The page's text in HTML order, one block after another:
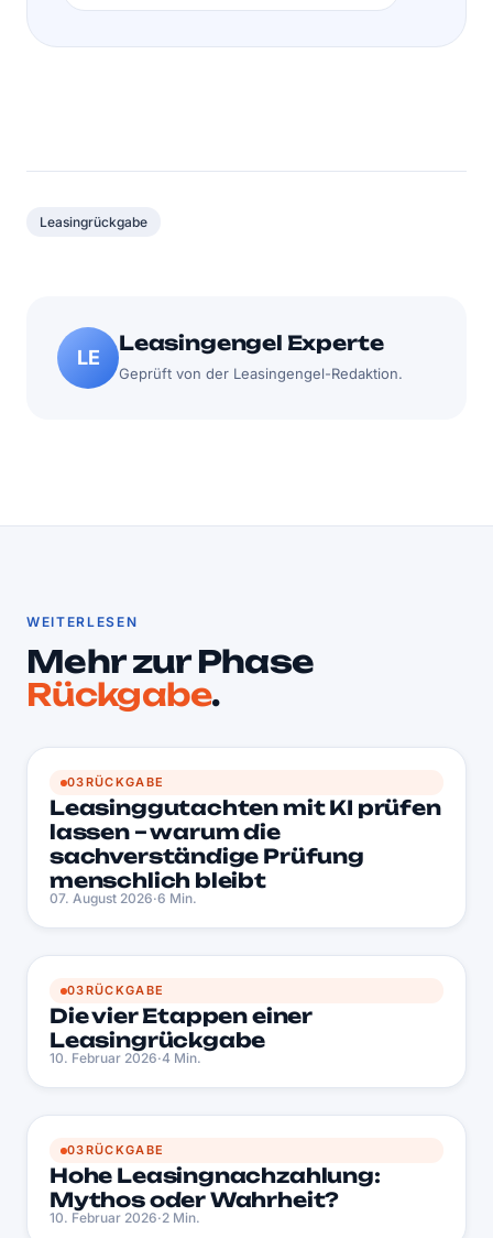
Leasingrückgabe
LE
Leasingengel Experte
Geprüft von der Leasingengel-Redaktion.
WEITERLESEN
Mehr zur Phase
Rückgabe.
LM
03RÜCKGABE
Leasinggutachten mit KI prüfen
lassen – warum die
sachverständige Prüfung
menschlich bleibt
07. August 2026·6 Min.
DV
03RÜCKGABE
Die vier Etappen einer
Leasingrückgabe
10. Februar 2026·4 Min.
HL
03RÜCKGABE
Hohe Leasingnachzahlung:
Mythos oder Wahrheit?
10. Februar 2026·2 Min.